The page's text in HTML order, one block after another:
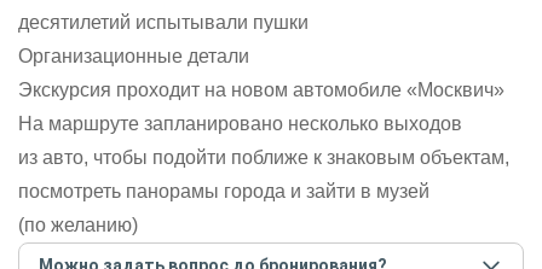
десятилетий испытывали пушки
Организационные детали
Экскурсия проходит на новом автомобиле «Москвич»
На маршруте запланировано несколько выходов
из авто, чтобы подойти поближе к знаковым объектам,
посмотреть панорамы города и зайти в музей
(по желанию)